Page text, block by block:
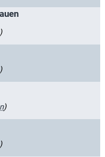
)
)
)
)